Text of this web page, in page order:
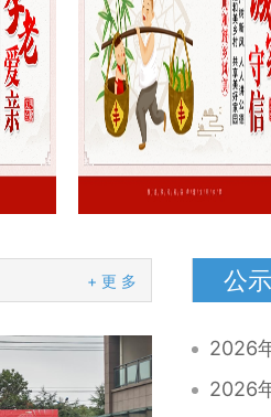
+ 更 多 公
2026
2026